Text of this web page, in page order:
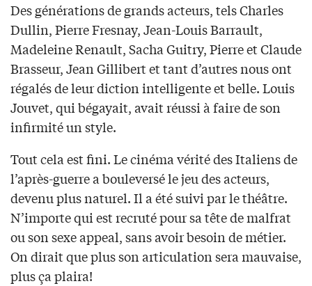
Des générations de grands acteurs, tels Charles
Dullin, Pierre Fresnay, Jean-Louis Barrault,
Madeleine Renault, Sacha Guitry, Pierre et Claude
Brasseur, Jean Gillibert et tant d’autres nous ont
régalés de leur diction intelligente et belle. Louis
Jouvet, qui bégayait, avait réussi à faire de son
infirmité un style.
Tout cela est fini. Le cinéma vérité des Italiens de
l’après-guerre a bouleversé le jeu des acteurs,
devenu plus naturel. Il a été suivi par le théâtre.
N’importe qui est recruté pour sa tête de malfrat
ou son sexe appeal, sans avoir besoin de métier.
On dirait que plus son articulation sera mauvaise,
plus ça plaira!